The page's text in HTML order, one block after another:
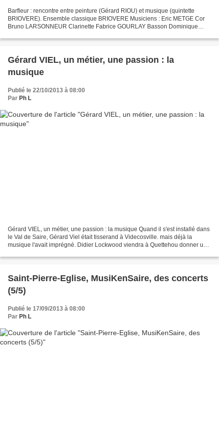
Barfleur : rencontre entre peinture (Gérard RIOU) et musique (quintette
BRIOVERE). Ensemble classique BRIOVERE Musiciens : Eric METGE Cor
Bruno LARSONNEUR Clarinette Fabrice GOURLAY Basson Dominique
Gérard VIEL, un métier, une passion : la
musique
Publié le 22/10/2013 à 08:00
Par Ph L
Gérard VIEL, un métier, une passion : la musique Quand il s'est installé dans
le Val de Saire, Gérard Viel était tisserand à Videcosville. mais déjà la
musique l'avait imprégné. Didier Lockwood viendra à Quettehou donner un
Saint-Pierre-Eglise, MusiKenSaire, des concerts
(5/5)
Publié le 17/09/2013 à 08:00
Par Ph L